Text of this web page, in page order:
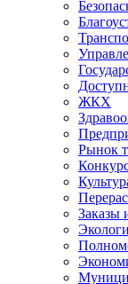
ЖКХ
Рынок
Заказы